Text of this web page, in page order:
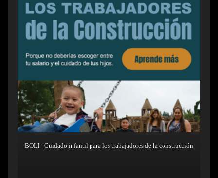
BOLI - Cuidado infantil para los trabajadores de la construcción